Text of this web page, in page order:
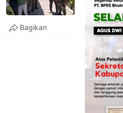
Bagikan